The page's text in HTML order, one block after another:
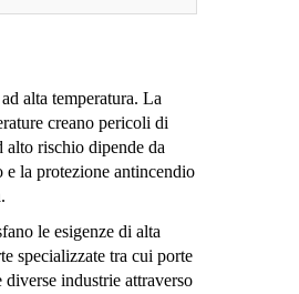
alta temperatura. La
creano pericoli di
alto rischio dipende da
e la protezione antincendio
le esigenze di alta
specializzate tra cui porte
industrie attraverso